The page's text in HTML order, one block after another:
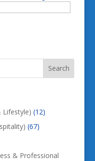
Lifestyle) (12)
(67)
& Professional